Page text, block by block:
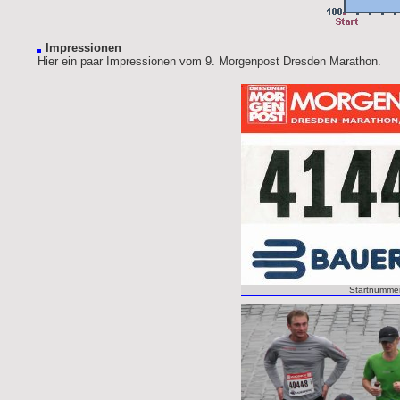
Impressionen
Hier ein paar Impressionen vom 9. Morgenpost Dresden Marathon.